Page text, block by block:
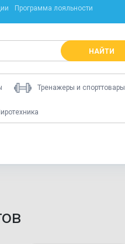
Программа лояльности
НАЙТИ
Тренажеры и спорттовары